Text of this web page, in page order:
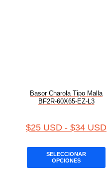
Basor Charola Tipo Malla
BF2R-60X65-EZ-L3
$25 USD - $34 USD
SELECCIONAR
OPCIONES